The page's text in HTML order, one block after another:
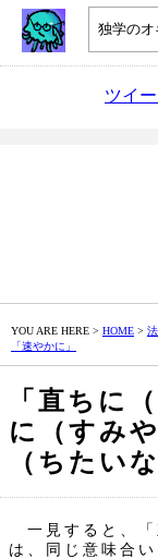
ツイー
YOU ARE HERE > HOME >
「速やかに」
「直ちに
に（すみ
（ちたい
一見すると、「
は、同じ意味合